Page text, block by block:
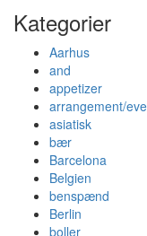
Kategorier
Aarhus
and
appetizer
arrangement/
asiatisk
bær
Barcelona
Belgien
benspænd
Berlin
boller